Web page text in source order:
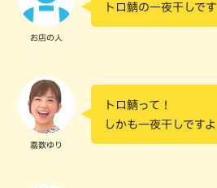
お店の人
トロ鯖の一夜干しです
嘉数ゆり
トロ鯖って！
しかも一夜干しですよ